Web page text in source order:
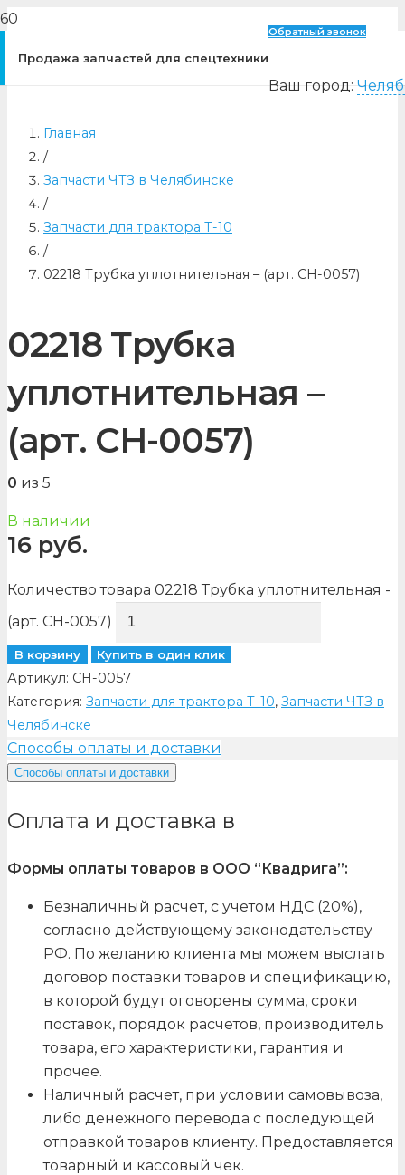
Продажа запчастей для спецтехники
Обратный звонок
Ваш город:
Главная
/
Запчасти ЧТЗ в Челябинске
/
Запчасти для трактора Т-10
/
02218 Трубка уплотнительная – (арт. CH-0057)
02218 Трубка
уплотнительная –
(арт. CH-0057)
0 из 5
В наличии
16 руб.
Количество товара 02218 Трубка уплотнительная -
(арт. CH-0057)
В корзину Купить в один клик
Артикул: CH-0057
Категория: Запчасти для трактора Т-10, Запчасти ЧТЗ в
Челябинске
Способы оплаты и доставки
Способы оплаты и доставки
Оплата и доставка в
Формы оплаты товаров в ООО “Квадрига”:
Безналичный расчет, с учетом НДС (20%),
согласно действующему законодательству
РФ. По желанию клиента мы можем выслать
договор поставки товаров и спецификацию,
в которой будут оговорены сумма, сроки
поставок, порядок расчетов, производитель
товара, его характеристики, гарантия и
прочее.
Наличный расчет, при условии самовывоза,
либо денежного перевода с последующей
отправкой товаров клиенту. Предоставляется
товарный и кассовый чек.